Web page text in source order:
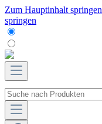
Zum Hauptinhalt springen
springen